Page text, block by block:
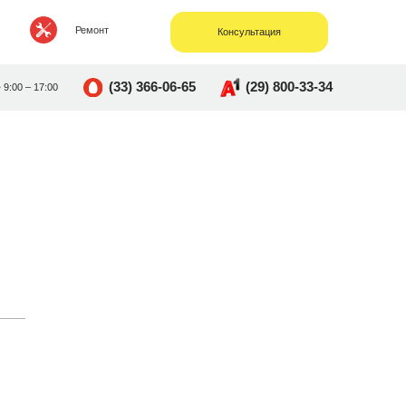
Ремонт Консультация
9:00 – 17:00 (33) 366-06-65 (29) 800-33-34